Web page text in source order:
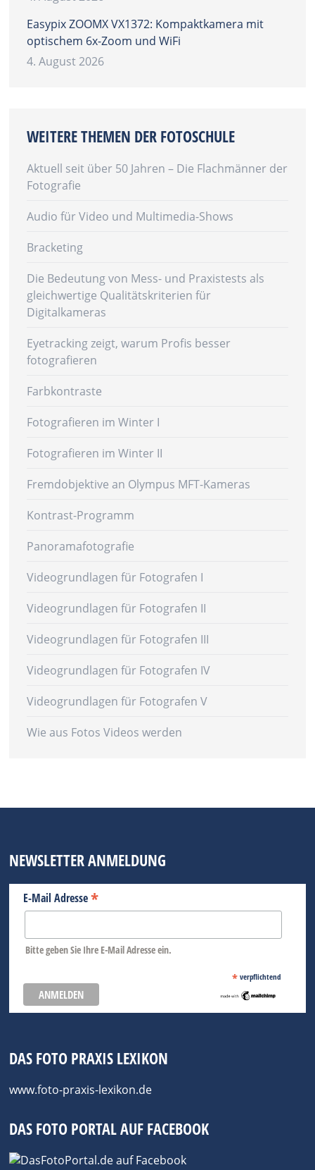
Easypix ZOOMX VX1372: Kompaktkamera mit
optischem 6x-Zoom und WiFi
4. August 2026
WEITERE THEMEN DER FOTOSCHULE
Aktuell seit über 50 Jahren – Die Flachmänner der
Fotografie
Audio für Video und Multimedia-Shows
Bracketing
Die Bedeutung von Mess- und Praxistests als
gleichwertige Qualitätskriterien für
Digitalkameras
Eyetracking zeigt, warum Profis besser
fotografieren
Farbkontraste
Fotografieren im Winter I
Fotografieren im Winter II
Fremdobjektive an Olympus MFT-Kameras
Kontrast-Programm
Panoramafotografie
Videogrundlagen für Fotografen I
Videogrundlagen für Fotografen II
Videogrundlagen für Fotografen III
Videogrundlagen für Fotografen IV
Videogrundlagen für Fotografen V
Wie aus Fotos Videos werden
NEWSLETTER ANMELDUNG
E-Mail Adresse*
Bitte geben Sie Ihre E-Mail Adresse ein.
* verpflichtend
DAS FOTO PRAXIS LEXIKON
www.foto-praxis-lexikon.de
DAS FOTO PORTAL AUF FACEBOOK